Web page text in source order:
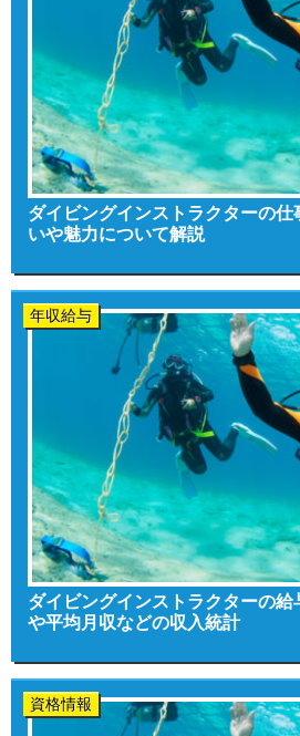
ダイビングインストラクターの
いや魅力について解説
年収給与
ダイビングインストラクターの
や平均月収などの収入統計
資格情報